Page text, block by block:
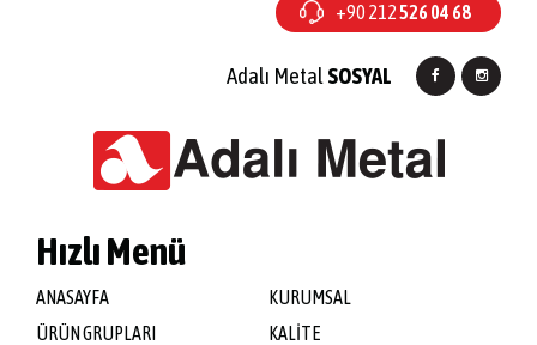
+90 212526 04 68
Adalı MetalSOSYAL
Hızlı Menü
ANASAYFA
KURUMSAL
ÜRÜN GRUPLARI
KALİTE